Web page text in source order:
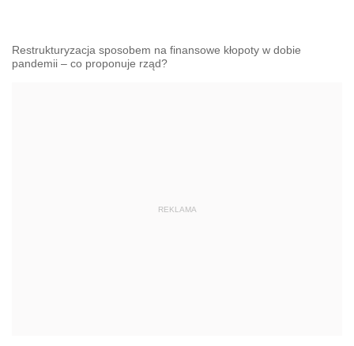
Restrukturyzacja sposobem na finansowe kłopoty w dobie
pandemii – co proponuje rząd?